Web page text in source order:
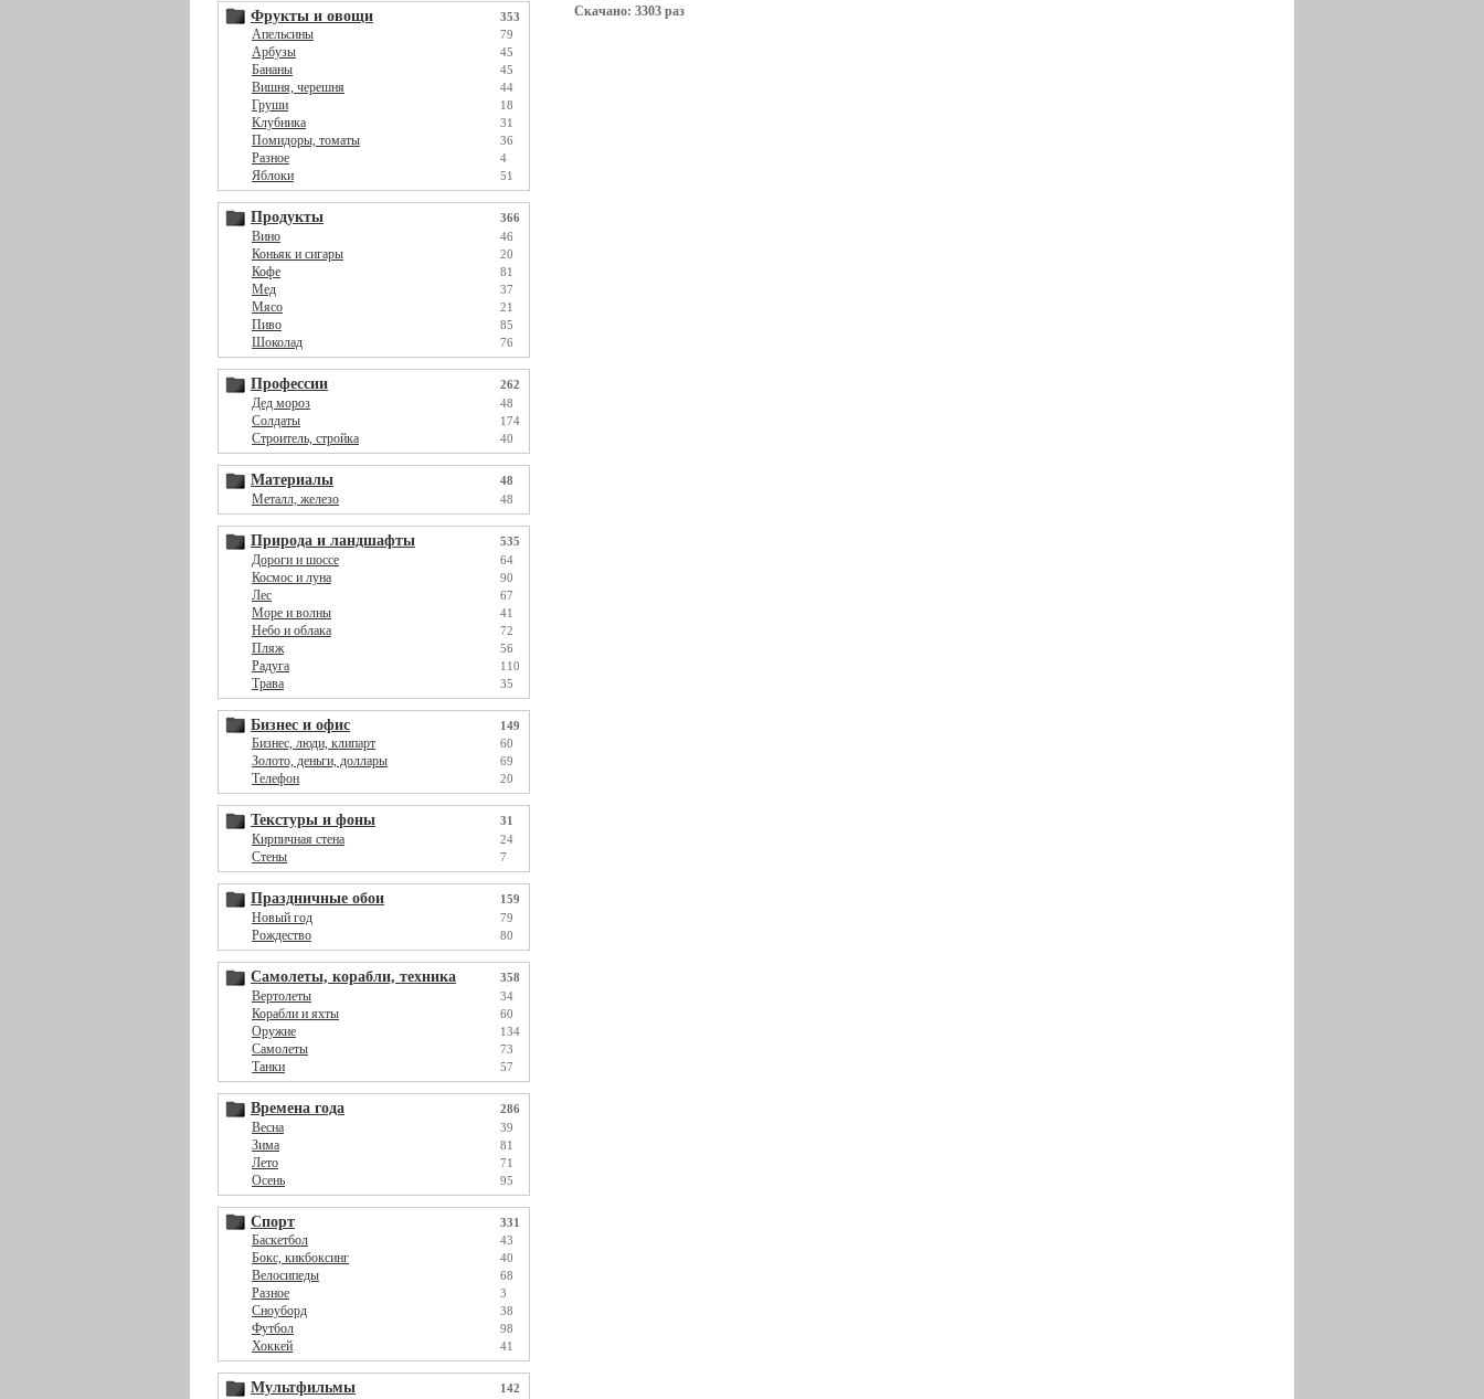
Фрукты и овощи 353
Апельсины 79
Арбузы 45
Бананы 45
Вишня, черешня 44
Груши 18
Клубника 31
Помидоры, томаты 36
Разное 4
Яблоки 51
Продукты 366
Вино 46
Коньяк и сигары 20
Кофе 81
Мед 37
Мясо 21
Пиво 85
Шоколад 76
Профессии 262
Дед мороз 48
Солдаты 174
Строитель, стройка 40
Материалы 48
Металл, железо 48
Природа и ландшафты 535
Дороги и шоссе 64
Космос и луна 90
Лес 67
Море и волны 41
Небо и облака 72
Пляж 56
Радуга 110
Трава 35
Бизнес и офис 149
Бизнес, люди, клипарт 60
Золото, деньги, доллары 69
Телефон 20
Текстуры и фоны 31
Кирпичная стена 24
Стены 7
Праздничные обои 159
Новый год 79
Рождество 80
Самолеты, корабли, техника 358
Вертолеты 34
Корабли и яхты 60
Оружие 134
Самолеты 73
Танки 57
Времена года 286
Весна 39
Зима 81
Лето 71
Осень 95
Спорт 331
Баскетбол 43
Бокс, кикбоксинг 40
Велосипеды 68
Разное 3
Сноуборд 38
Футбол 98
Хоккей 41
Мультфильмы 142
Скачано: 3303 раз